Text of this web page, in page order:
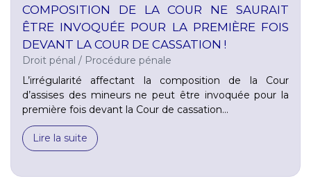
COMPOSITION DE LA COUR NE SAURAIT
ÊTRE INVOQUÉE POUR LA PREMIÈRE FOIS
DEVANT LA COUR DE CASSATION !
Droit pénal / Procédure pénale
L’irrégularité affectant la composition de la Cour
d’assises des mineurs ne peut être invoquée pour la
première fois devant la Cour de cassation...
Lire la suite